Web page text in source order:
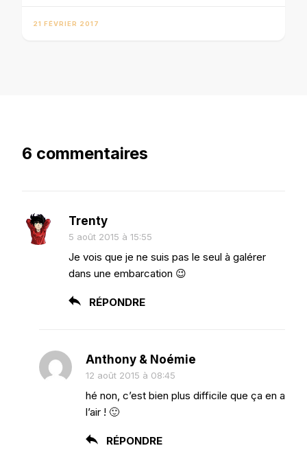
21 FÉVRIER 2017
6 commentaires
Trenty
5 août 2015 à 15:55
Je vois que je ne suis pas le seul à galérer
dans une embarcation 😉
RÉPONDRE
Anthony & Noémie
12 août 2015 à 08:45
hé non, c’est bien plus difficile que ça en a
l’air ! 🙂
RÉPONDRE